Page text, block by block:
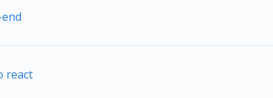
react